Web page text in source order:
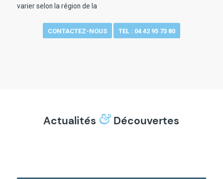
varier selon la région de la
CONTACTEZ-NOUS TEL : 04 42 95 73 80
Actualités &Découvertes